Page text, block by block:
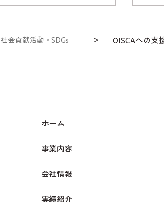
社会貢献活動・SDGs ＞ OISCAへの⽀
ホーム
事業内容
会社情報
実績紹介